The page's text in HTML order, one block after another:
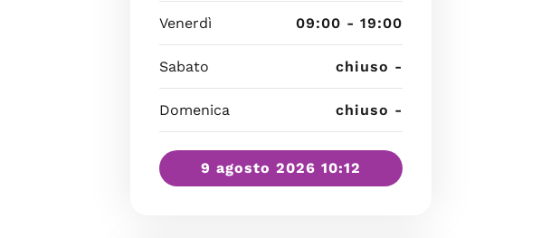
Venerdì 09:00 - 19:00
Sabato chiuso -
Domenica chiuso -
9 agosto 2026 10:12